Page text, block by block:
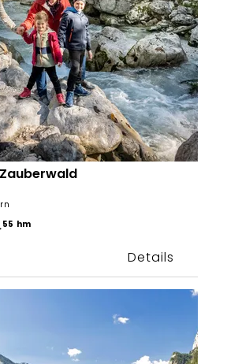
Land
55 hm
Details